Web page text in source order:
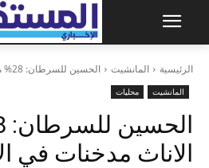
الرئيسية المانشيت الحسين للسرطان: 28% من الاناث مدخنات في الاردن
المانشيت محليات
الاناث مدخنات في